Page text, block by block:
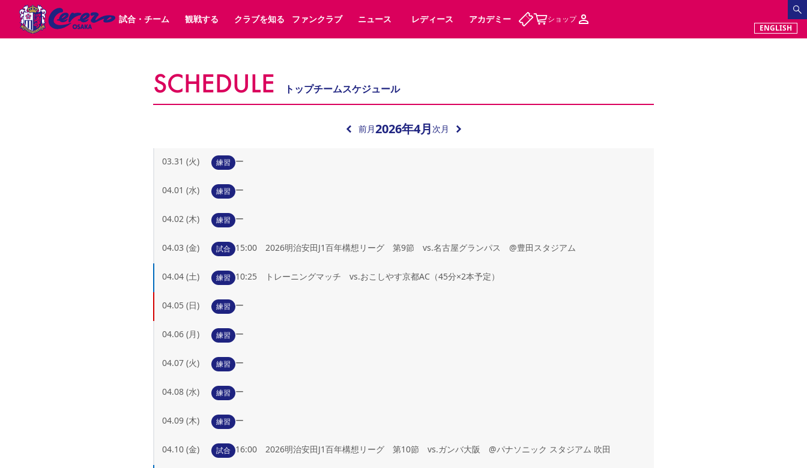
試合・チーム 観戦する
販売スケジュール 価格・席種 購入方法 シーズンシート
特定興行入場券 譲渡サービス リセールサービス
観戦マナー&ルール
YANMAR HANASAKA STADIUM DAZNで観戦
クラブを知る
シーズン記録 求人情報
SDGsのゴール インパクトレポート
YANMAR HANASAKA STADIUM セレッソ大阪アカデミー 子供のサッカースクール 大人のサッカースクール
ファンクラブ
招待券引換方法 まいセレチケット 会員規定
ニュース
チケット イベント ファンクラブ ホームタウン
レディース アカデミー
ショップ
ENGLISH
SCHEDULE トップチームスケジュール
前月2026年4月 次月
03.31 (火) 練習 ー
04.01 (水) 練習 ー
04.02 (木) 練習 ー
04.03 (金) 試合 15:00 2026明治安田J1百年構想リーグ 第9節 vs.名古屋グランパス @豊田スタジアム
04.04 (土) 練習 10:25 トレーニングマッチ vs.おこしやす京都AC（45分×2本予定）
04.05 (日) 練習 ー
04.06 (月) 練習 ー
04.07 (火) 練習 ー
04.08 (水) 練習 ー
04.09 (木) 練習 ー
04.10 (金) 試合 16:00 2026明治安田J1百年構想リーグ 第10節 vs.ガンバ大阪 @パナソニック スタジアム 吹田